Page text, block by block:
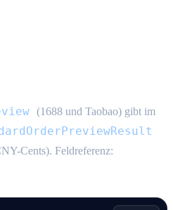
(1688 und Taobao) gibt im
Cents). Feldreferenz: